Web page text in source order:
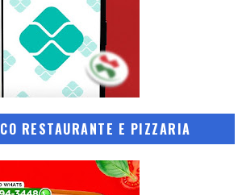
RESTAURANTE E PIZZARIA